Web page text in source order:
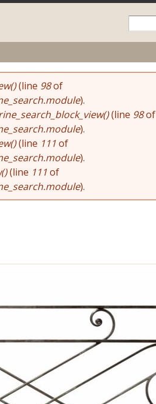
(line 98of
).
(line 98of
).
(line 111of
).
(line 111of
).